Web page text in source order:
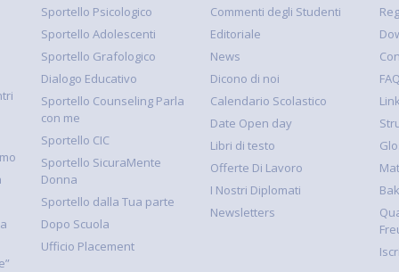
Sportello Psicologico
Sportello Adolescenti
Sportello Grafologico
Dialogo Educativo
Sportello Counseling Parla
con me
Sportello CIC
Sportello SicuraMente
Donna
Sportello dalla Tua parte
Dopo Scuola
Ufficio Placement
Commenti degli Studenti
Editoriale
News
Dicono di noi
Calendario Scolastico
Date Open day
Libri di testo
Offerte Di Lavoro
I Nostri Diplomati
Newsletters